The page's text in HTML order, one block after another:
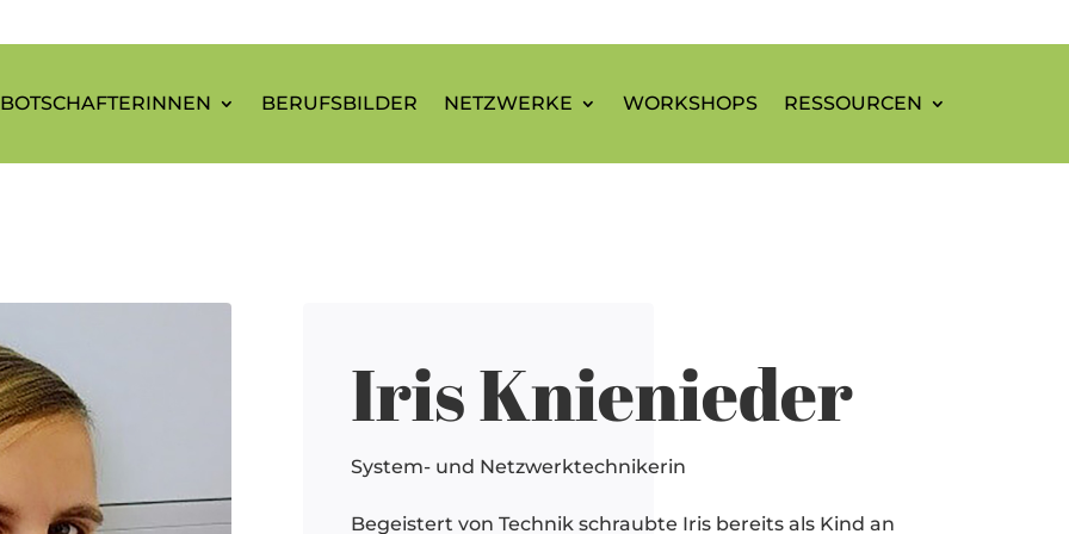
BOTSCHAFTERINNEN BERUFSBILDER NETZWERKE WORKSHOPS RESSOURCEN
Iris Knienieder
System- und Netzwerktechnikerin
Begeistert von Technik schraubte Iris bereits als Kind an